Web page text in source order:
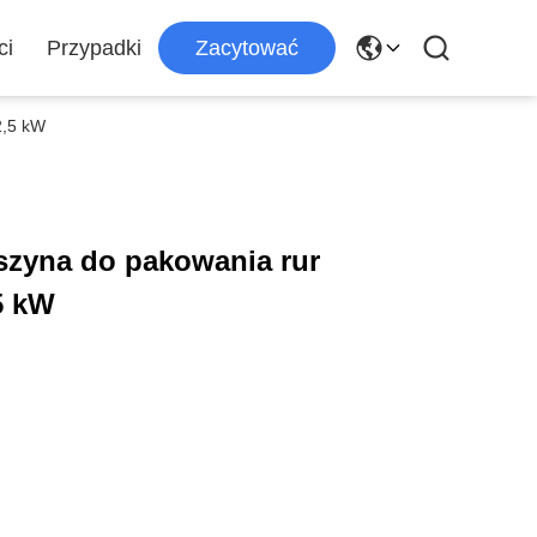
Przypadki Zacytować
kW
do pakowania rur
kW